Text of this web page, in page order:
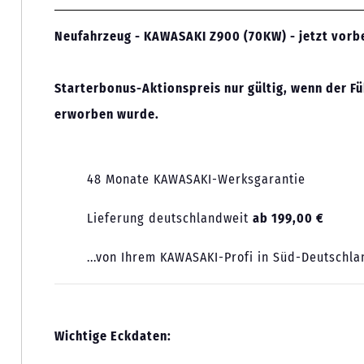
Neufahrzeug - KAWASAKI Z900 (70KW) - jetzt
Starterbonus-Aktionspreis nur gültig, wenn der
erworben wurde.
48 Monate KAWASAKI-Werksgarantie
Lieferung deutschlandweit ab 199,00 €
...von Ihrem KAWASAKI-Profi in Süd-
Wichtige Eckdaten: